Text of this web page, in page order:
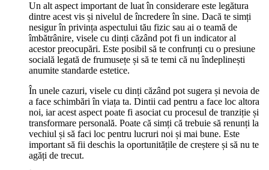
Un alt aspect important de luat în considerare este legătura
dintre acest vis și nivelul de încredere în sine. Dacă te simți
nesigur în privința aspectului tău fizic sau ai o teamă de
îmbătrânire, visele cu dinți căzând pot fi un indicator al
acestor preocupări. Este posibil să te confrunți cu o presiune
socială legată de frumusețe și să te temi că nu îndeplinești
anumite standarde estetice.
În unele cazuri, visele cu dinți căzând pot sugera și nevoia de
a face schimbări în viața ta. Dintii cad pentru a face loc altora
noi, iar acest aspect poate fi asociat cu procesul de tranziție și
transformare personală. Poate că simți că trebuie să renunți la
vechiul și să faci loc pentru lucruri noi și mai bune. Este
important să fii deschis la oportunitățile de creștere și să nu te
agăți de trecut.